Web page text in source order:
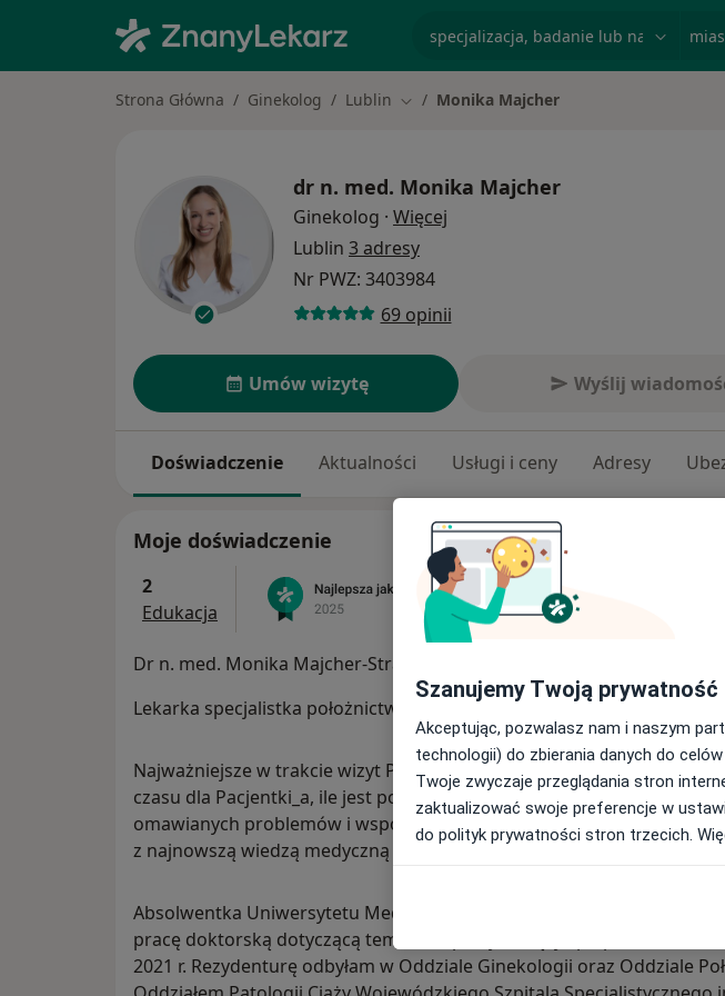
Strona Główna Ginekolog Lublin Zmień miasto
Monika Majcher
dr n. med. Monika Majcher
Ginekolog · Więcej
Lublin 3 adresy
Nr PWZ: 3403984
69 opinii
Umów wizytę Wyślij
Doświadczenie Aktualności Usługi i ceny Adresy
Moje doświadczenie
2
Edukacja
Dr n. med. Monika Majcher-Strawa
Lekarka specjalistka położnictwa i ginekologii.
Najważniejsze w trakcie wizyt Pacjentów są dla mnie uważna rozmowa
czasu dla Pacjentki_a, ile jest potrzebne, żeby zapewnić pełne
omawianych problemów i wspólnie ustalić dalszą ścieżkę
z najnowszą wiedzą medyczną opartą na dowodach (EBM).
Absolwentka Uniwersytetu Medycznego w Lublinie. Doktor nauk
pracę doktorską dotyczącą tematu depresji w ciąży i po porodzie
2021 r. Rezydenturę odbyłam w Oddziale Ginekologii oraz Oddziale
Szanujemy Twoją prywatność
Akceptując, pozwalasz nam i naszym
technologii) do zbierania danych do
Twoje zwyczaje przeglądania stron
zaktualizować swoje preferencje w
do polityk prywatności stron trzecich.